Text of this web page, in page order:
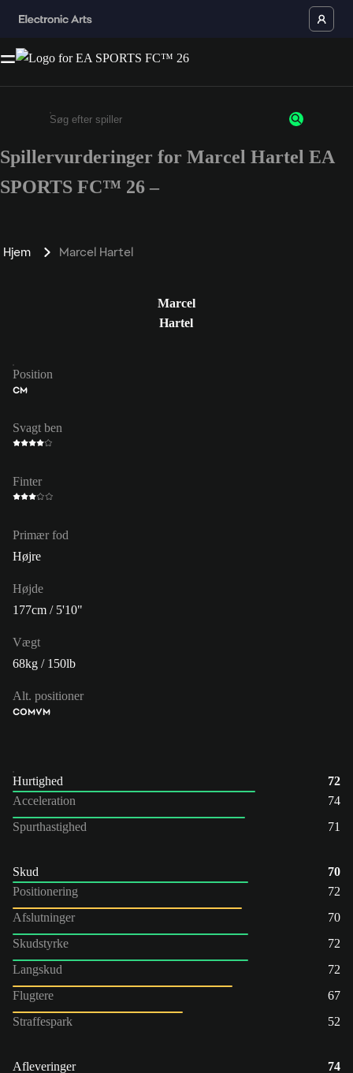
Enter a minimum of 3 characters or numbers
Spillervurderinger for Marcel Hartel EA
SPORTS FC™ 26 –
Hjem Marcel Hartel
Marcel
Hartel
Position
CM
Svagt ben
Finter
Primær fod
Højre
Højde
177cm / 5'10"
Vægt
68kg / 150lb
Alt. positioner
COMVM
Hurtighed
72
Acceleration
74
Spurthastighed
71
Skud
70
Positionering
72
Afslutninger
70
Skudstyrke
72
Langskud
72
Flugtere
67
Straffespark
52
Afleveringer
74